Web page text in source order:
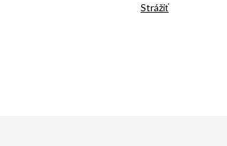
Strážiť